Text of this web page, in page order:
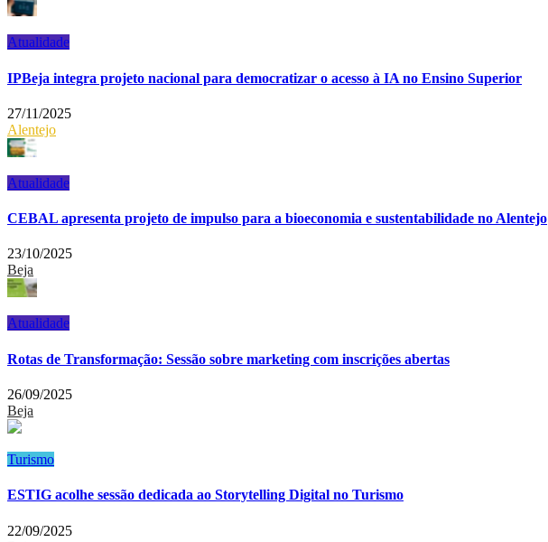
Atualidade
IPBeja integra projeto nacional para democratizar o acesso à IA no Ensino Superior
27/11/2025
Alentejo
Atualidade
CEBAL apresenta projeto de impulso para a bioeconomia e sustentabilidade no Alentejo
23/10/2025
Beja
Atualidade
Rotas de Transformação: Sessão sobre marketing com inscrições abertas
26/09/2025
Beja
Turismo
ESTIG acolhe sessão dedicada ao Storytelling Digital no Turismo
22/09/2025